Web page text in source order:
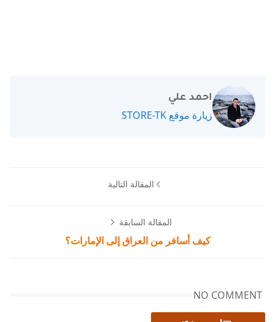
احمد علي
زيارة موقع STORE-TK
المقالة التالية
المقالة السابقة
كيف أسافر من العراق إلى الإمارات؟
NO COMMENT